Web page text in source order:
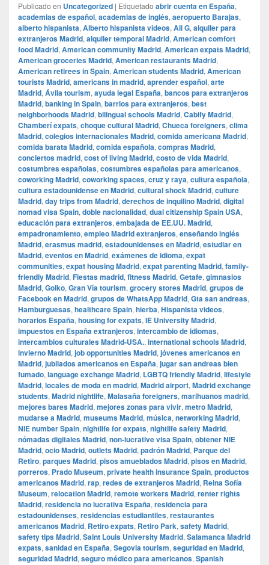
Publicado en Uncategorized | Etiquetado abrir cuenta en España,
academias de español, academias de inglés, aeropuerto Barajas,
alberto hispanista, Alberto hispanista videos, Ali G, alquiler para
extranjeros Madrid, alquiler temporal Madrid, American comfort
food Madrid, American community Madrid, American expats Madrid,
American groceries Madrid, American restaurants Madrid,
American retirees in Spain, American students Madrid, American
tourists Madrid, americans in madrid, aprender español, arte
Madrid, Ávila tourism, ayuda legal España, bancos para extranjeros
Madrid, banking in Spain, barrios para extranjeros, best
neighborhoods Madrid, bilingual schools Madrid, Cabify Madrid,
Chamberí expats, choque cultural Madrid, Chueca foreigners, clima
Madrid, colegios internacionales Madrid, comida americana Madrid,
comida barata Madrid, comida española, compras Madrid,
conciertos madrid, cost of living Madrid, costo de vida Madrid,
costumbres españolas, costumbres españolas para americanos,
coworking Madrid, coworking spaces, cruz y raya, cultura española,
cultura estadounidense en Madrid, cultural shock Madrid, culture
Madrid, day trips from Madrid, derechos de inquilino Madrid, digital
nomad visa Spain, doble nacionalidad, dual citizenship Spain USA,
educación para extranjeros, embajada de EE.UU. Madrid,
empadronamiento, empleo Madrid extranjeros, enseñando inglés
Madrid, erasmus madrid, estadounidenses en Madrid, estudiar en
Madrid, eventos en Madrid, exámenes de idioma, expat
communities, expat housing Madrid, expat parenting Madrid, family-
friendly Madrid, Fiestas madrid, fitness Madrid, Getafe, gimnasios
Madrid, Goiko, Gran Vía tourism, grocery stores Madrid, grupos de
Facebook en Madrid, grupos de WhatsApp Madrid, Gta san andreas,
Hamburguesas, healthcare Spain, hierba, Hispanista videos,
horarios España, housing for expats, IE University Madrid,
impuestos en España extranjeros, intercambio de idiomas,
intercambios culturales Madrid-USA., international schools Madrid,
invierno Madrid, job opportunities Madrid, jóvenes americanos en
Madrid, jubilados americanos en España, jugar san andreas bien
fumado, language exchange Madrid, LGBTQ friendly Madrid, lifestyle
Madrid, locales de moda en madrid, Madrid airport, Madrid exchange
students, Madrid nightlife, Malasaña foreigners, marihuanos madrid,
mejores bares Madrid, mejores zonas para vivir, metro Madrid,
mudarse a Madrid, museums Madrid, música, networking Madrid,
NIE number Spain, nightlife for expats, nightlife safety Madrid,
nómadas digitales Madrid, non-lucrative visa Spain, obtener NIE
Madrid, ocio Madrid, outlets Madrid, padrón Madrid, Parque del
Retiro, parques Madrid, pisos amueblados Madrid, pisos en Madrid,
porreros, Prado Museum, private health insurance Spain, productos
americanos Madrid, rap, redes de extranjeros Madrid, Reina Sofía
Museum, relocation Madrid, remote workers Madrid, renter rights
Madrid, residencia no lucrativa España, residencia para
estadounidenses, residencias estudiantiles, restaurantes
americanos Madrid, Retiro expats, Retiro Park, safety Madrid,
safety tips Madrid, Saint Louis University Madrid, Salamanca Madrid
expats, sanidad en España, Segovia tourism, seguridad en Madrid,
seguridad Madrid, seguro médico para americanos, Spanish